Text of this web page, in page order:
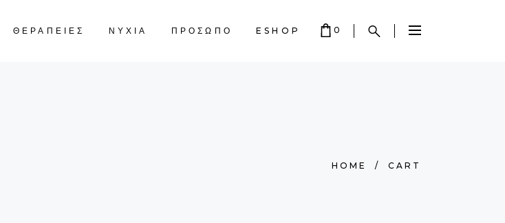
ΘΕΡΑΠΕΙΕΣ ΝΥΧΙΑ ΠΡΟΣΩΠΟ ESHOP 0
HOME / CART